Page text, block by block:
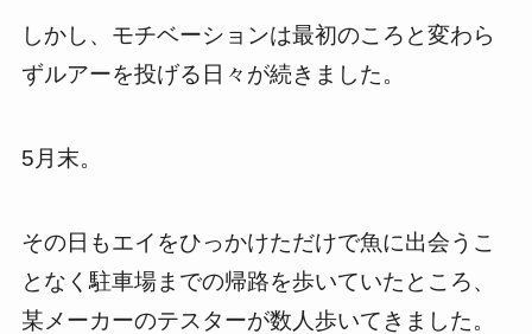
しかし、モチベーションは最初のころと変わら
ずルアーを投げる日々が続きました。
5月末。
その日もエイをひっかけただけで魚に出会うこ
となく駐車場までの帰路を歩いていたところ、
某メーカーのテスターが数人歩いてきました。